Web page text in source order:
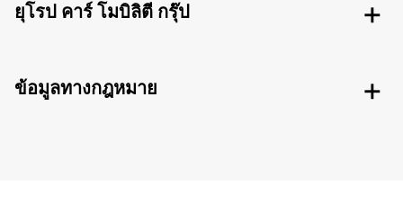
ยุโรป คาร์ โมบิลิตี กรุ๊ป
ข้อมูลทางกฎหมาย